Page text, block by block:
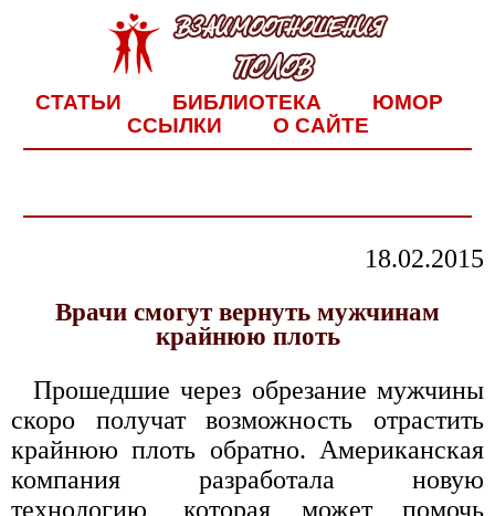
СТАТЬИ БИБЛИОТЕКА
ЮМОР
ССЫЛКИ
О САЙТЕ
18.02.2015
Врачи смогут вернуть мужчинам
крайнюю плоть
Прошедшие через обрезание мужчины
скоро получат возможность отрастить
крайнюю плоть обратно. Американская
компания разработала новую
технологию, которая может помочь